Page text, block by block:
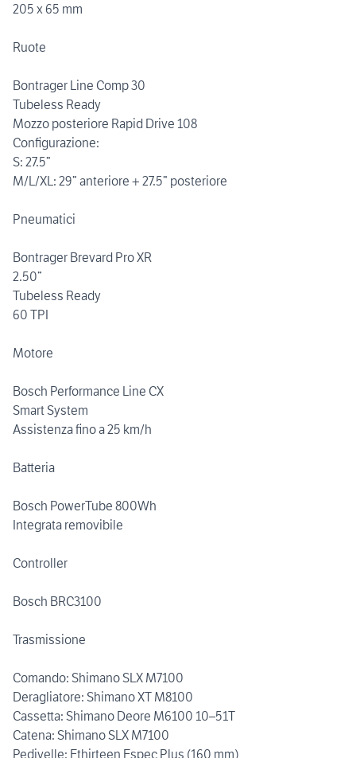
205 x 65 mm
Ruote
Bontrager Line Comp 30
Tubeless Ready
Mozzo posteriore Rapid Drive 108
Configurazione:
S: 27.5”
M/L/XL: 29” anteriore + 27.5” posteriore
Pneumatici
Bontrager Brevard Pro XR
2.50”
Tubeless Ready
60 TPI
Motore
Bosch Performance Line CX
Smart System
Assistenza fino a 25 km/h
Batteria
Bosch PowerTube 800Wh
Integrata removibile
Controller
Bosch BRC3100
Trasmissione
Comando: Shimano SLX M7100
Deragliatore: Shimano XT M8100
Cassetta: Shimano Deore M6100 10–51T
Catena: Shimano SLX M7100
Pedivelle: Ethirteen Espec Plus (160 mm)